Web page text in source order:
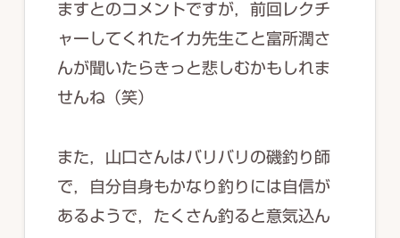
ますとのコメントですが，前回レクチ
ャーしてくれたイカ先生こと富所潤さ
んが聞いたらきっと悲しむかもしれま
せんね（笑）
また，山口さんはバリバリの磯釣り師
で，自分自身もかなり釣りには自信が
あるようで，たくさん釣ると意気込ん